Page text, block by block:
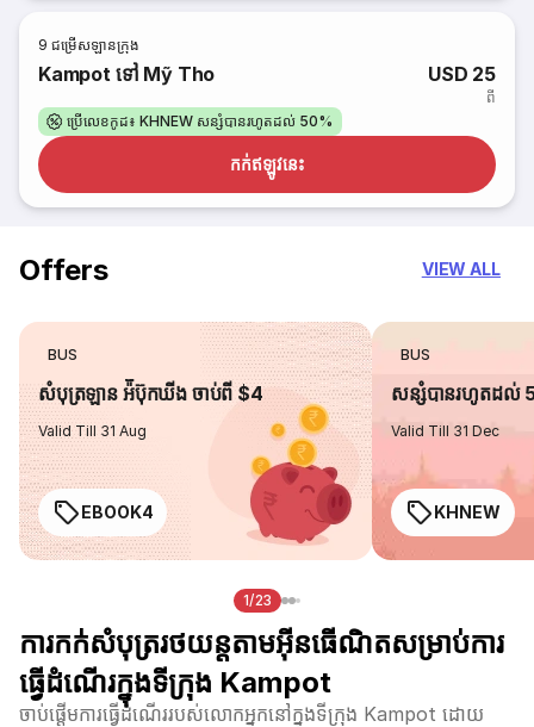
9 ជម្រើសឡានក្រុង
Kampot ទៅ Mỹ Tho USD 25
ពី
ប្រើលេខកូដ៖ KHNEW សន្សំបានរហូតដល់ 50%
កក់​ឥឡូវនេះ
Offers VIEW ALL
BUS
សំបុត្រឡាន អ៉ីប៊ុកឃីង ចាប់ពី $4
Valid Till 31 Aug
EBOOK4
BUS
សន្សំបានរហូតដល់
Valid Till 31 Dec
KHNEW
1/23
ការកក់សំបុត្ររថយន្តតាមអ៊ីនធើណិតសម្រាប់ការ
ធ្វើដំណើរក្នុងទីក្រុង Kampot
ចាប់ផ្តើមការធ្វើដំណើររបស់លោកអ្នកនៅក្នុងទីក្រុង Kampot ដោយ